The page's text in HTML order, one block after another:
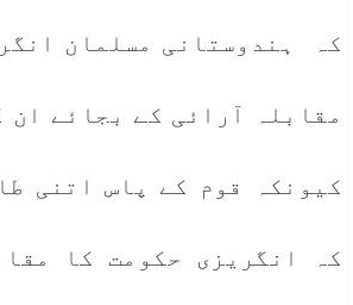
کہ ہندوستانی مسلمان
مقابلہ آرائی کے بجائے ان
کیونکہ قوم کے پاس اتنی
کہ انگریزی حکومت کا